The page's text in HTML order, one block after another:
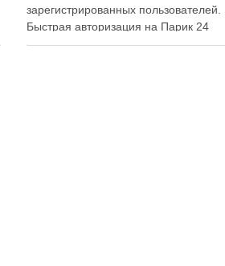
зарегистрированных пользователей.
Быстрая авторизация на Парик 24
казино позволяет клиентам